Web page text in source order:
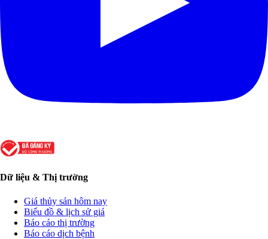
Dữ liệu & Thị trường
Giá thủy sản hôm nay
Biểu đồ & lịch sử giá
Báo cáo thị trường
Báo cáo dịch bệnh